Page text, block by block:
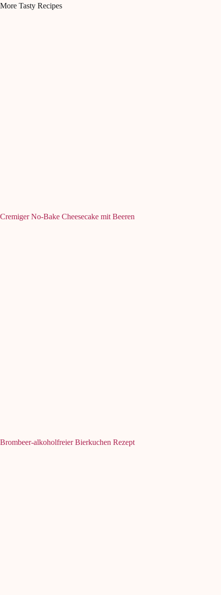
More Tasty Recipes
Cremiger No-Bake Cheesecake mit Beeren
Brombeer-alkoholfreier Bierkuchen Rezept